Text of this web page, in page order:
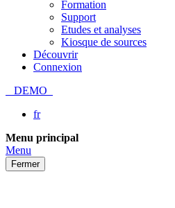
Formation
Support
Etudes et analyses
Kiosque de sources
Découvrir
Connexion
DEMO
fr
Passer
au
contenu
Menu principal
Menu
Fermer